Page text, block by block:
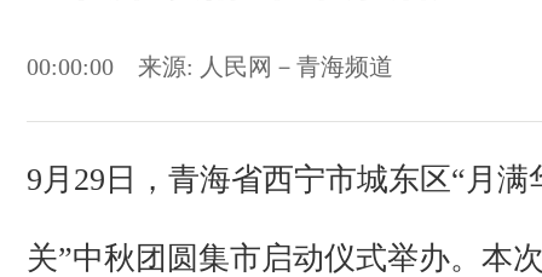
00:00:00 来源: 人民网－青海频道
9月29日，青海省西宁市城东区“月满
关”中秋团圆集市启动仪式举办。本